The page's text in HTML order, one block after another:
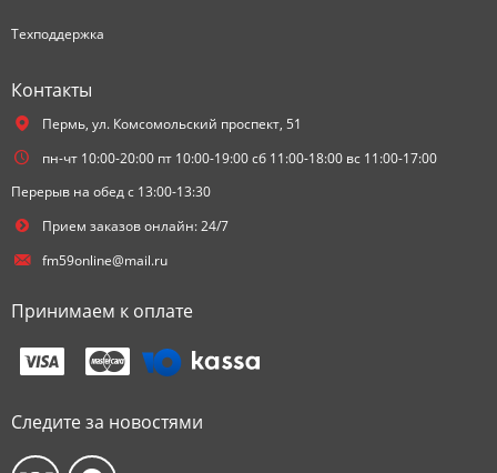
Техподдержка
Контакты
Пермь, ул. Комсомольский проспект, 51
пн-чт 10:00-20:00 пт 10:00-19:00 сб 11:00-18:00 вс 11:00-17:00
Перерыв на обед с 13:00-13:30
Прием заказов онлайн: 24/7
fm59online@mail.ru
Принимаем к оплате
Следите за новостями